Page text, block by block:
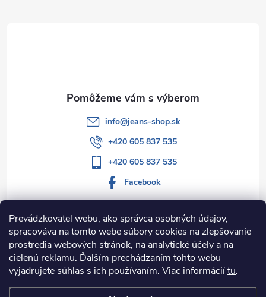
Prevádzkovateľ webu, ako správca osobných údajov,
spracováva na tomto webe súbory cookies na zlepšovanie
prostredia webových stránok, na analytické účely a na
cielenú reklamu. Ďalším prechádzaním tohto webu
vyjadrujete súhlas s ich používaním. Viac informáciítu.
Informácie pre vás
Kategórie
info@jeans-shop.sk
+420 605 837 535
+420 605 837 535
Facebook